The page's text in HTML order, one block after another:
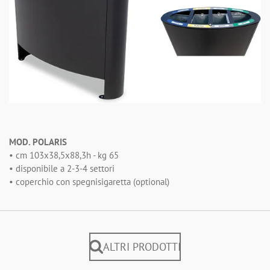
MOD. POLARIS
• cm 103x38,5x88,3h - kg 65
• disponibile a 2-3-4 settori
• coperchio con spegnisigaretta (optional)
ALTRI PRODOTTI